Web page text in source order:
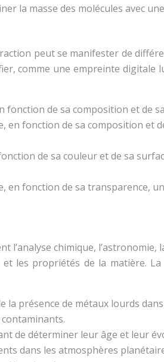
la masse des molécules avec
peut se manifester de
comme une empreinte digitale
fonction de sa composition et de
en fonction de sa composition et
de sa couleur et de sa
en fonction de sa transparence,
chimique,
les propriétés de la matière.
présence de métaux lourds
de déterminer leur âge et leur
dans les atmosphères